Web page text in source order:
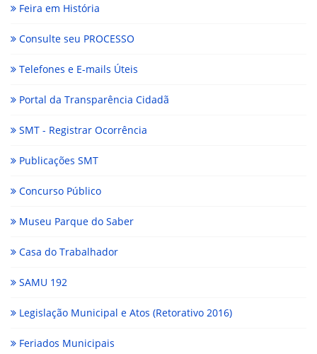
Feira em História
Consulte seu PROCESSO
Telefones e E-mails Úteis
Portal da Transparência Cidadã
SMT - Registrar Ocorrência
Publicações SMT
Concurso Público
Museu Parque do Saber
Casa do Trabalhador
SAMU 192
Legislação Municipal e Atos (Retorativo 2016)
Feriados Municipais